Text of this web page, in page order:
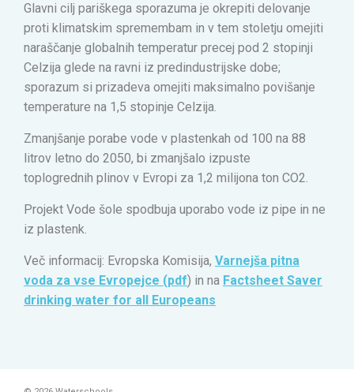
Glavni cilj pariškega sporazuma je okrepiti delovanje
proti klimatskim spremembam in v tem stoletju omejiti
naraščanje globalnih temperatur precej pod 2 stopinji
Celzija glede na ravni iz predindustrijske dobe;
sporazum si prizadeva omejiti maksimalno povišanje
temperature na 1,5 stopinje Celzija.
Zmanjšanje porabe vode v plastenkah od 100 na 88
litrov letno do 2050, bi zmanjšalo izpuste
toplogrednih plinov v Evropi za 1,2 milijona ton CO2.
Projekt Vode šole spodbuja uporabo vode iz pipe in ne
iz plastenk.
Več informacij: Evropska Komisija, Varnejša pitna
voda za vse Evropejce (pdf) in na Factsheet Saver
drinking water for all Europeans